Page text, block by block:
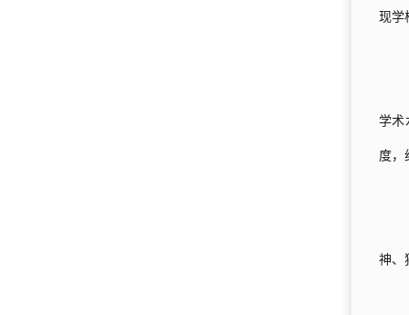
现学
学术
度，
神、